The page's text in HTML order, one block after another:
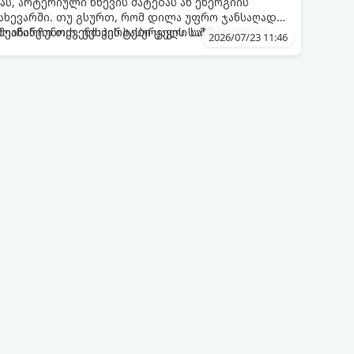
თუ გსურთ, რომ დილა უფრო ჯანსაღად
ექსპერტები ყავის სამ საუკეთესო
თქვენთვის სასურველი სასმელი:2026/07/23 11:46